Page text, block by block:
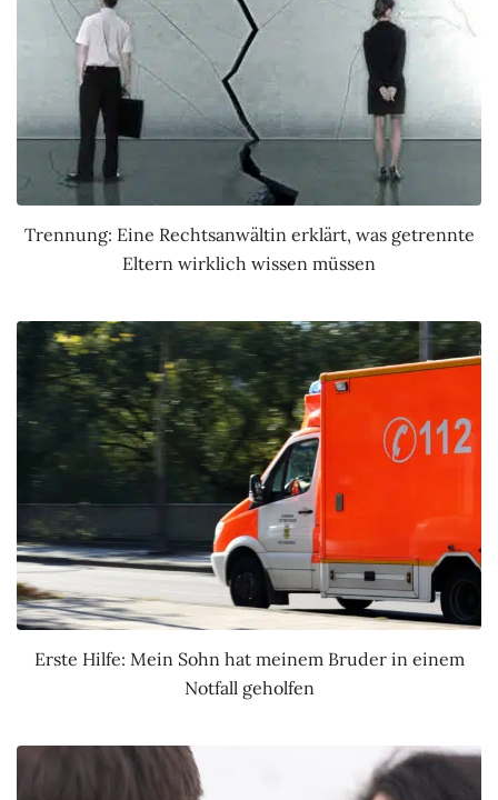
Trennung: Eine Rechtsanwältin erklärt, was getrennte
Eltern wirklich wissen müssen
Erste Hilfe: Mein Sohn hat meinem Bruder in einem
Notfall geholfen